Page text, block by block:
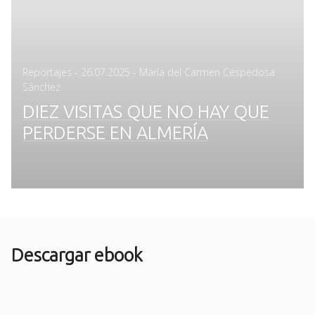
Reportajes - Posted
26.07.2025 - María del Carmen Cespedosa
Sánchez
DIEZ VISITAS QUE NO HAY QUE
PERDERSE EN ALMERÍA
Descargar ebook